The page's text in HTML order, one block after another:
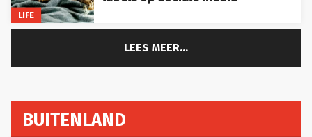
LIFE
LEES MEER...
BUITENLAND